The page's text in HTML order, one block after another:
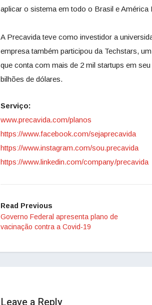
aplicar o sistema em todo o Brasil e América
A Precavida teve como investidor a
empresa também participou da Techstars,
que conta com mais de 2 mil startups em
bilhões de dólares.
Serviço:
www.precavida.com/planos
https://www.facebook.com/sejaprecavida
https://www.instagram.com/sou.precavida
https://www.linkedin.com/company/precavida
Read Previous
Governo Federal apresenta plano de
vacinação contra a Covid-19